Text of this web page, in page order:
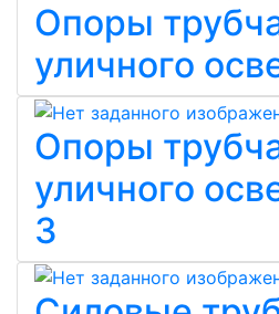
Опоры
уличного
Опоры
уличного
3